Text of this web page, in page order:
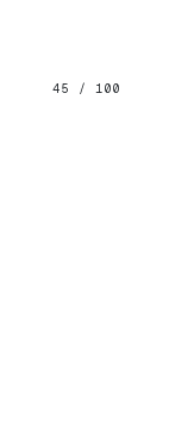
45 / 100